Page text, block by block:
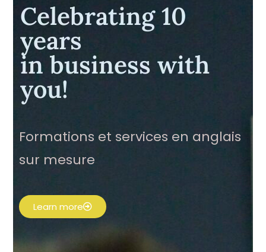
Celebrating 10
years
in business with
you!
Formations et services en anglais
sur mesure
Learn more